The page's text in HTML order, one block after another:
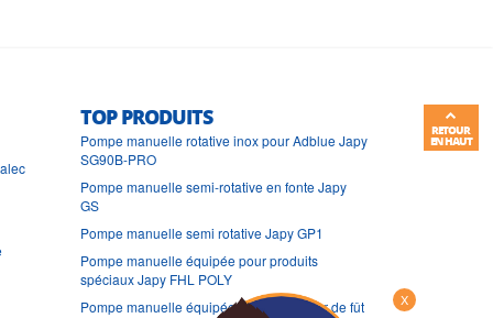
TOP PRODUITS
Pompe manuelle rotative inox pour Adblue Japy
SG90B-PRO
Pompe manuelle semi-rotative en fonte Japy
GS
Pompe manuelle semi rotative Japy GP1
Pompe manuelle équipée pour produits
spéciaux Japy FHL POLY
Pompe manuelle équipée de transvaseur de fût
X
RETOUR
EN HAUT